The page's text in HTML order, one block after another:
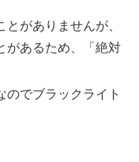
がありませんが、
があるため、「絶対
のでブラックライト